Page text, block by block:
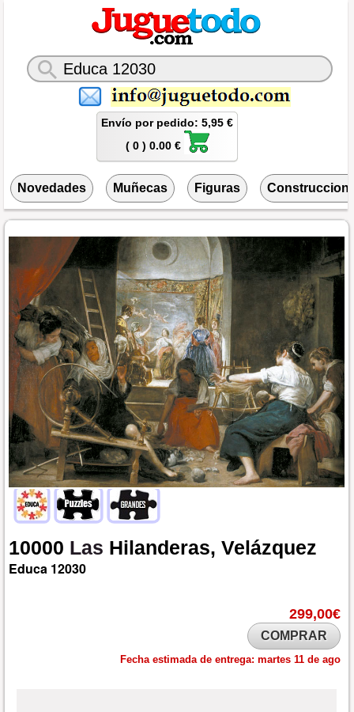
Envío por pedido: 5,95 €
( 0 ) 0.00 €
Novedades Muñecas Figuras
10000 Las Hilanderas, Velázquez
Educa 12030
299,00€
COMPRAR
Fecha estimada de entrega: martes 11 de ago